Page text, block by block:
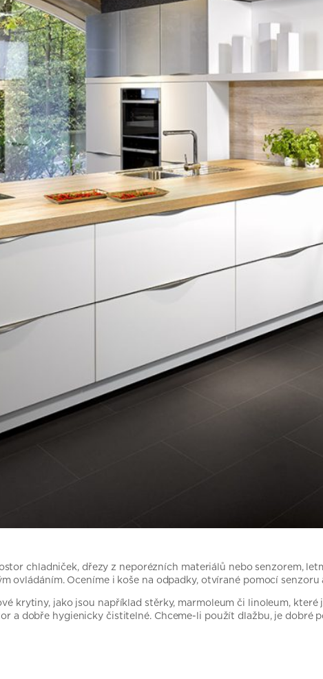
chladniček, dřezy z neporézních materiálů nebo senzorem,
ovládáním. Oceníme i koše na odpadky, otvírané pomocí senzoru
krytiny, jako jsou například stěrky, marmoleum či linoleum,
a dobře hygienicky čistitelné. Chceme-li použít dlažbu, je dobré